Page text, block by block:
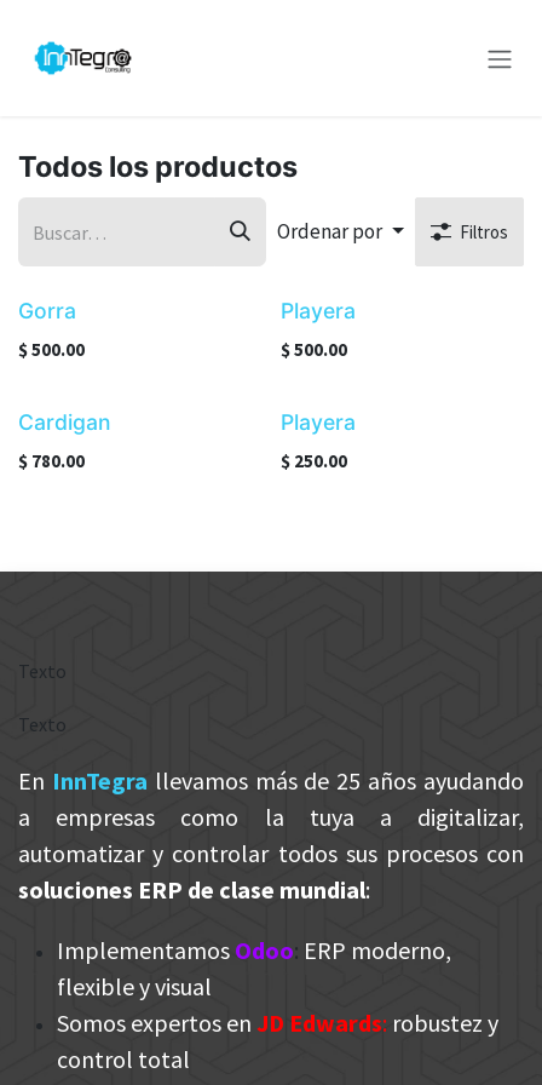
Todos los productos
Ordenar por Filtros
Gorra
$500.00
Playera
$500.00
Cardigan
$ 780.00
Playera
$ 250.00
Texto
Texto
En InnTegra llevamos más de 25 años ayudando
a empresas como la tuya a digitalizar,
automatizar y controlar todos sus procesos con
soluciones ERP de clase mundial:
Implementamos Odoo: ERP moderno,
flexible y visual
Somos expertos en JD Edwards: robustez y
control total